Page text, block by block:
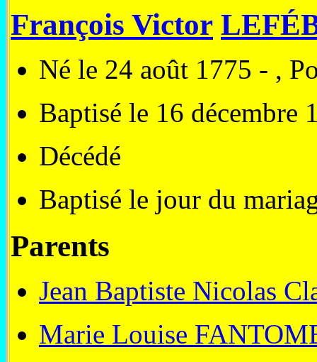
François Victor
Né le 24 août 1775 - ,
Baptisé le 16 décembre
Décédé
Baptisé le jour du
Parents
Jean Baptiste Nicolas
Marie Louise